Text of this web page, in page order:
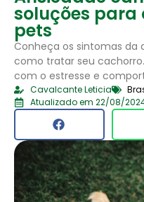
soluções para
pets
Conheça os sintomas da
como tratar seu
com o estresse e
Cavalcante Leticia
Atualizado em 22/08/2024